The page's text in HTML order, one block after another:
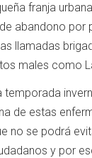
franja
abandono
llamadas
males como
de estas
no se podrá
y por